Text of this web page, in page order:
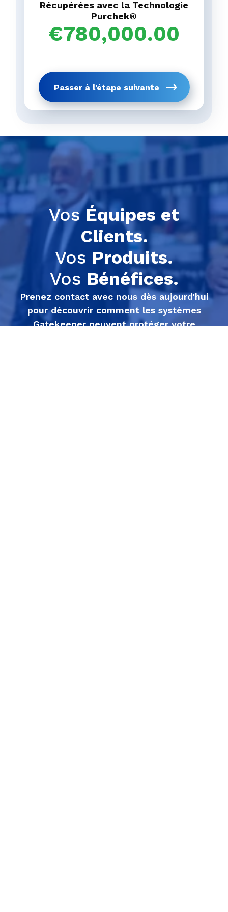
Récupérées avec la Technologie
Purchek®
€780,000.00
Passer à l'étape suivante
étape
Obtenez votre
VosÉquipes et
Clients.
Vos Produits.
Vos Bénéfices.
Prenez contact avec nous dès aujourd'hui
pour découvrir comment les systèmes
Gatekeeper peuvent protéger votre